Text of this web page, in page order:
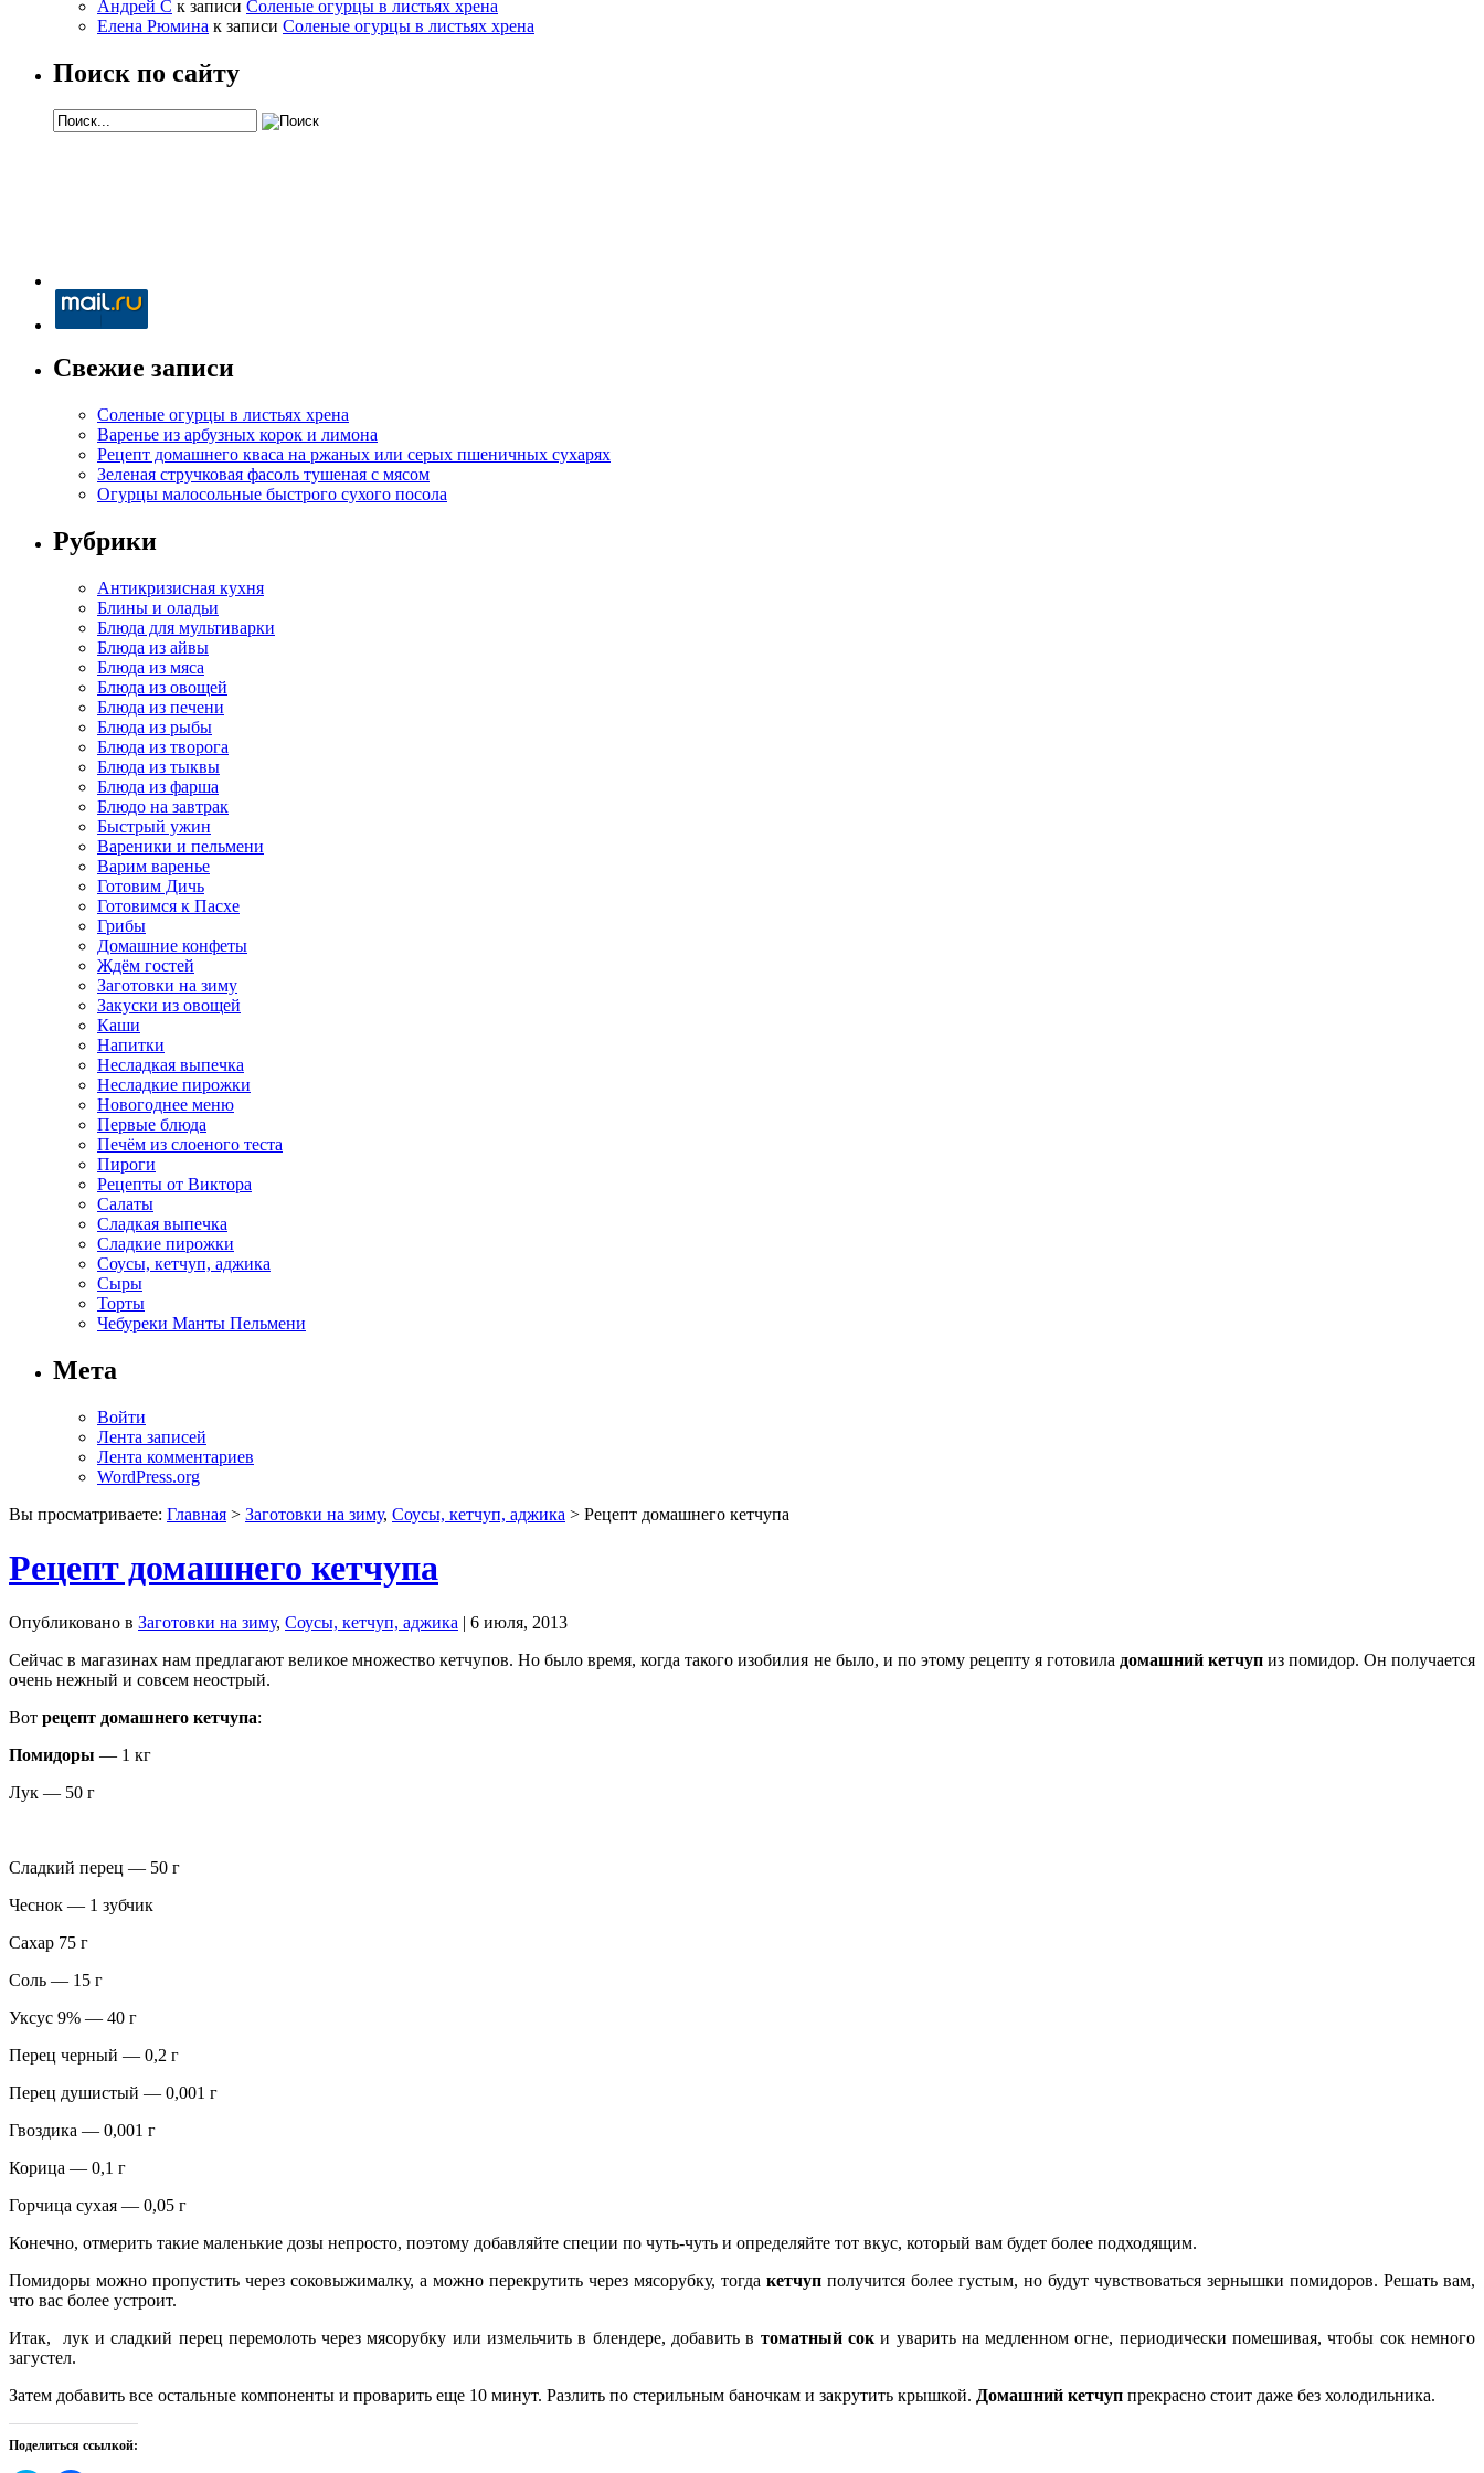
Андрей С к записи Соленые огурцы в листьях хрена
Елена Рюмина к записи Соленые огурцы в листьях хрена
Поиск по сайту
Свежие записи
Соленые огурцы в листьях хрена
Варенье из арбузных корок и лимона
Рецепт домашнего кваса на ржаных или серых пшеничных сухарях
Зеленая стручковая фасоль тушеная с мясом
Огурцы малосольные быстрого сухого посола
Рубрики
Антикризисная кухня
Блины и оладьи
Блюда для мультиварки
Блюда из айвы
Блюда из мяса
Блюда из овощей
Блюда из печени
Блюда из рыбы
Блюда из творога
Блюда из тыквы
Блюда из фарша
Блюдо на завтрак
Быстрый ужин
Вареники и пельмени
Варим варенье
Готовим Дичь
Готовимся к Пасхе
Грибы
Домашние конфеты
Ждём гостей
Заготовки на зиму
Закуски из овощей
Каши
Напитки
Несладкая выпечка
Несладкие пирожки
Новогоднее меню
Первые блюда
Печём из слоеного теста
Пироги
Рецепты от Виктора
Салаты
Сладкая выпечка
Сладкие пирожки
Соусы, кетчуп, аджика
Сыры
Торты
Чебуреки Манты Пельмени
Мета
Войти
Лента записей
Лента комментариев
WordPress.org
Вы просматриваете: Главная > Заготовки на зиму, Соусы, кетчуп, аджика > Рецепт домашнего кетчупа
Рецепт домашнего кетчупа
Опубликовано в Заготовки на зиму, Соусы, кетчуп, аджика | 6 июля, 2013
Сейчас в магазинах нам предлагают великое множество кетчупов. Но было время, когда такого изобилия не было, и по этому рецепту я готовила домашний кетчупиз помидор. Он получается
очень нежный и совсем неострый.
Вот рецепт домашнего кетчупа:
Помидоры — 1 кг
Лук — 50 г
Сладкий перец — 50 г
Чеснок — 1 зубчик
Сахар 75 г
Соль — 15 г
Уксус 9% — 40 г
Перец черный — 0,2 г
Перец душистый — 0,001 г
Гвоздика — 0,001 г
Корица — 0,1 г
Горчица сухая — 0,05 г
Конечно, отмерить такие маленькие дозы непросто, поэтому добавляйте специи по чуть-чуть и определяйте тот вкус, который вам будет более подходящим.
Помидоры можно пропустить через соковыжималку, а можно перекрутить через мясорубку, тогда кетчуп получится более густым, но будут чувствоваться зернышки помидоров. Решать вам,
что вас более устроит.
Итак, лук и сладкий перец перемолоть через мясорубку или измельчить в блендере, добавить в томатный соки уварить на медленном огне, периодически помешивая, чтобы сок немного
загустел.
Затем добавить все остальные компоненты и проварить еще 10 минут. Разлить по стерильным баночкам и закрутить крышкой. Домашний кетчуп прекрасно стоит даже без холодильника.
Поделиться ссылкой: